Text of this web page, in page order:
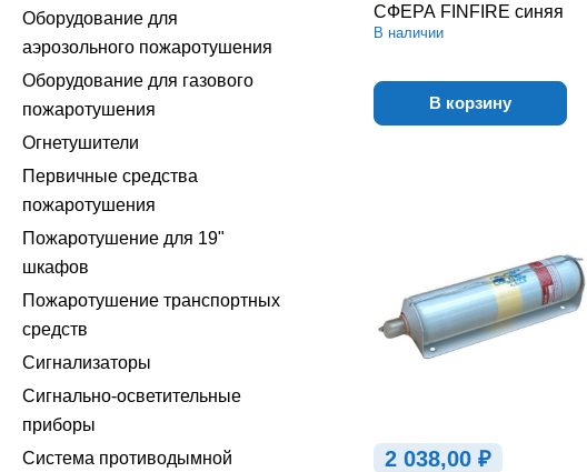
СФЕРА FINFIRE синяя
В наличии
В корзину
2 038,00 ₽
Оборудование для
аэрозольного пожаротушения
Оборудование для газового
пожаротушения
Огнетушители
Первичные средства
пожаротушения
Пожаротушение для 19"
шкафов
Пожаротушение транспортных
средств
Сигнализаторы
Сигнально-осветительные
приборы
Система противодымной